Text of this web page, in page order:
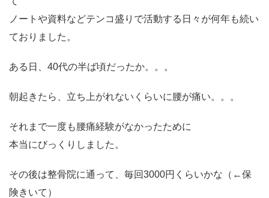
ノートや資料などテンコ盛りで活動する日々が何年も続い
ておりました。
ある日、40代の半ば頃だったか。。。
朝起きたら、立ち上がれないくらいに腰が痛い。。。
それまで一度も腰痛経験がなかったために
本当にびっくりしました。
その後は整骨院に通って、毎回3000円くらいかな（←保
険きいて）